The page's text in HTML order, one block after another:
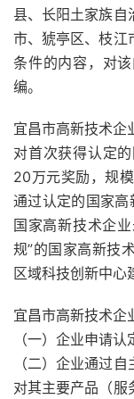
县、长阳土家族自
市、猇亭区、枝江
条件的内容，对
编。
宜昌市高新技术企
对首次获得认定
20万元奖励，规
通过认定的国家
国家高新技术企
规”的国家高新技
区域科技创新中心
宜昌市高新技术企
（一）企业申请
（二）企业通过
对其主要产品（服